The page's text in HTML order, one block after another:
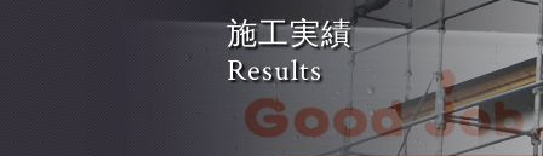
施工実績
Results